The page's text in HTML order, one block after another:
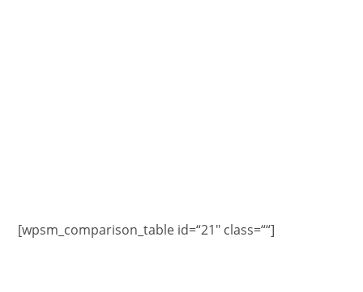
[wpsm_comparison_table id=“21″ class=““]